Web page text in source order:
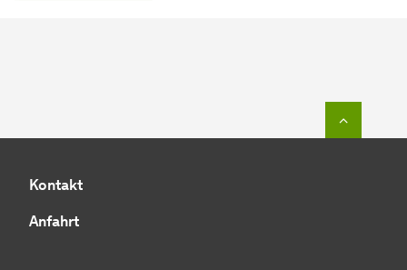
Kontakt
Anfahrt